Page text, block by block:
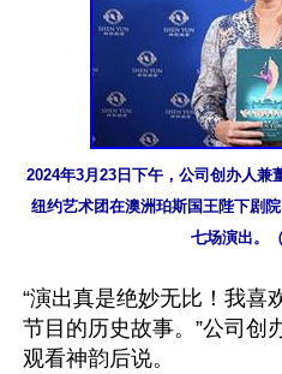
2024年3月23日下午，公司创办人
纽约艺术团在澳洲珀斯国王陛下剧
七场演出。
“演出真是绝妙无比！我喜
节目的历史故事。”公司创
观看神韵后说。